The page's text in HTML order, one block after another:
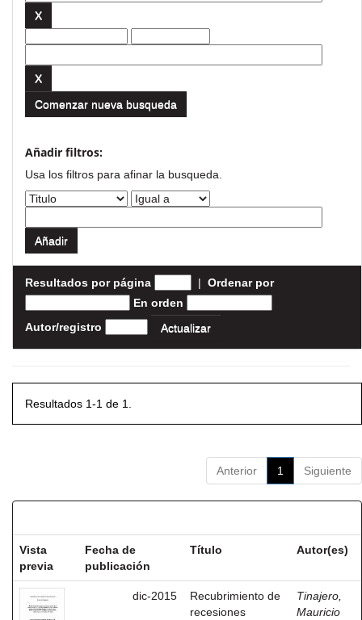
Comenzar nueva busqueda
Añadir filtros:
Usa los filtros para afinar la busqueda.
Resultados por página | Ordenar por
En orden
Autor/registro
Resultados 1-1 de 1.
Anterior 1 Siguiente
Vista
previa
Fecha de
publicación
Título Autor(es)
dic-2015
Recubrimiento de
recesiones
Tinajero,
Mauricio